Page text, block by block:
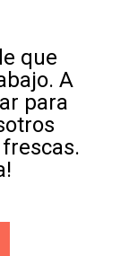
que
A
para